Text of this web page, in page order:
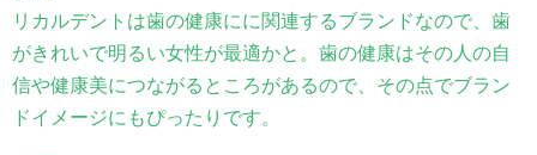
リカルデントは歯の健康にに関連するブランドなので、歯
がきれいで明るい女性が最適かと。歯の健康はその人の自
信や健康美につながるところがあるので、その点でブラン
ドイメージにもぴったりです。